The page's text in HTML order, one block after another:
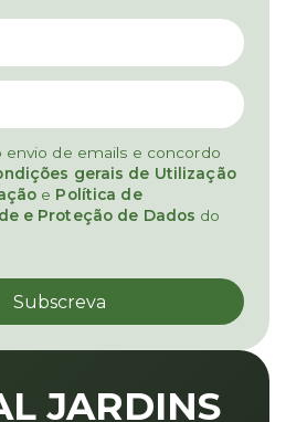
envio de emails e concordo
gerais de Utilização
e Política de
e Proteção de Dados do
JARDINS